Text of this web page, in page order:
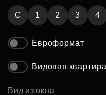
C 1 2 3 4
Евроформат
Видовая квартира
Вид из окна